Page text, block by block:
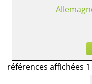
références affichées